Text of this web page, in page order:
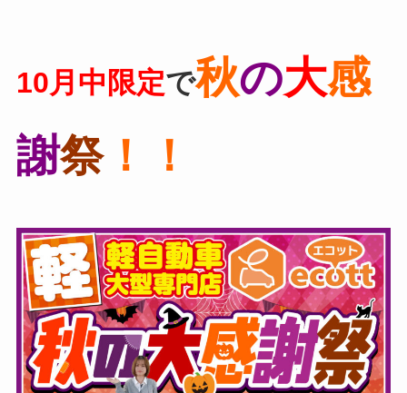
10月中限定で秋の大感
謝祭！！